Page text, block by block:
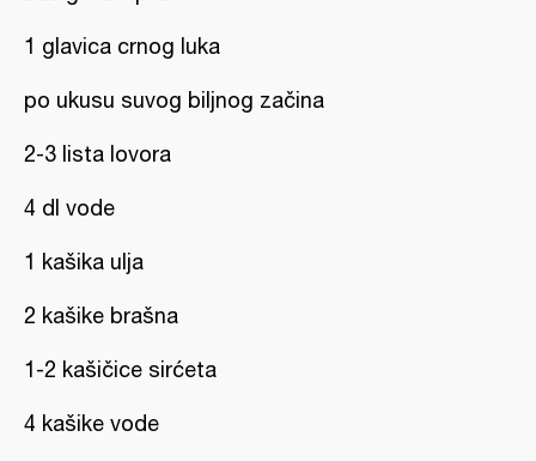
1 glavica crnog luka
po ukusu suvog biljnog začina
2-3 lista lovora
4 dl vode
1 kašika ulja
2 kašike brašna
1-2 kašičice sirćeta
4 kašike vode